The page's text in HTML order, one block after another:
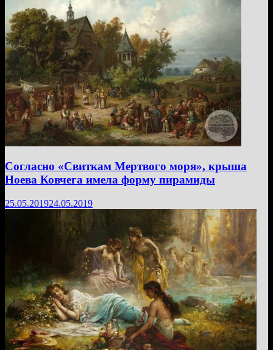
Согласно «Свиткам Мертвого моря», крыша
Ноева Ковчега имела форму пирамиды
25.05.201924.05.2019